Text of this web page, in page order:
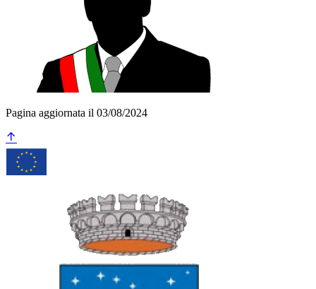
Pagina aggiornata il 03/08/2024